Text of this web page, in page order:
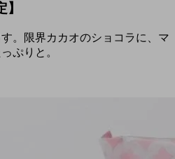
。限界カカオのショコラに、マ
ぷりと。